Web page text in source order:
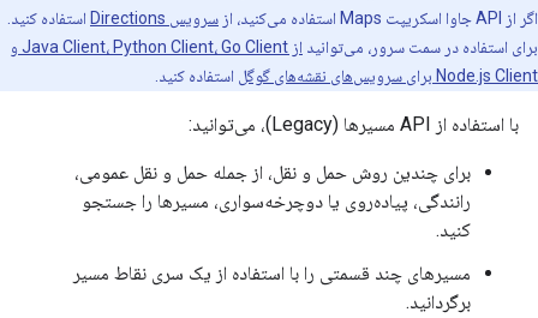
اگر از API جاوا اسکریپت Maps استفاده می‌کنید، از
سرویس Directions
استفاده کنید.
برای استفاده در سمت سرور، می‌توانید
از Java Client، Python Client، Go Client و
Node.js Client برای سرویس‌های نقشه‌های گوگل
استفاده کنید.
با استفاده از API مسیرها (Legacy)، می‌توانید:
برای چندین روش حمل و نقل، از جمله حمل و نقل عمومی،
رانندگی، پیاده‌روی یا دوچرخه‌سواری، مسیرها را جستجو
کنید.
مسیرهای چند قسمتی را با استفاده از یک سری نقاط مسیر
برگردانید.